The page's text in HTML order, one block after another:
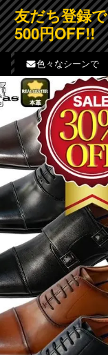
友だち登録で
500円OFF!!
色々なシーンで